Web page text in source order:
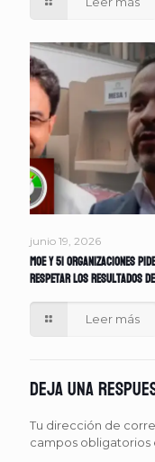
junio 19, 2026
MOE y 51 organizaciones
respetar los resultados
Leer más
Deja una
Tu dirección de
campos obligatorios